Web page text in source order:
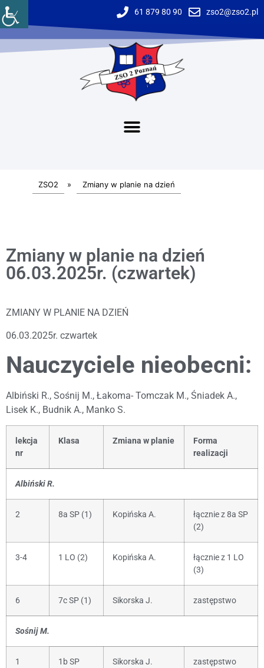
61 879 80 90 zso2@zso2.pl
ZSO2 » Zmiany w planie na dzień
Zmiany w planie na dzień
06.03.2025r. (czwartek)
ZMIANY W PLANIE NA DZIEŃ
06.03.2025r. czwartek
Nauczyciele nieobecni:
Albiński R., Sośnij M., Łakoma- Tomczak M., Śniadek A.,
Lisek K., Budnik A., Manko S.
lekcja
nr
Klasa Zmiana w planie
Forma
realizacji
Albiński R.
2 8a SP (1) Kopińska A.
łącznie z 8a SP
(2)
3-4 1 LO (2) Kopińska A.
łącznie z 1 LO
(3)
6 7c SP (1) Sikorska J. zastępstwo
Sośnij M.
1 1b SP Sikorska J. zastępstwo